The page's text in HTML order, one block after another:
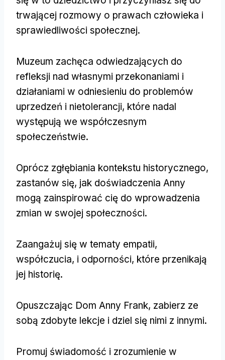
trwającej rozmowy o prawach człowieka i
sprawiedliwości społecznej.
Muzeum zachęca odwiedzających do
refleksji nad własnymi przekonaniami i
działaniami w odniesieniu do problemów
uprzedzeń i nietolerancji, które nadal
występują we współczesnym
społeczeństwie.
Oprócz zgłębiania kontekstu historycznego,
zastanów się, jak doświadczenia Anny
mogą zainspirować cię do wprowadzenia
zmian w swojej społeczności.
Zaangażuj się w tematy empatii,
współczucia, i odporności, które przenikają
jej historię.
Opuszczając Dom Anny Frank, zabierz ze
sobą zdobyte lekcje i dziel się nimi z innymi.
Promuj świadomość i zrozumienie w